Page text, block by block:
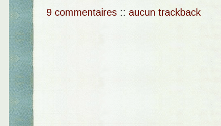
9 commentaires :: aucun trackback